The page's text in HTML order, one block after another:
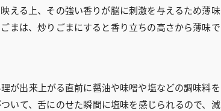
える上、その強い香りが脳に刺激を与えるため薄味
まは、炒りごまにすると香り立ちの高さから薄味で
が出来上がる直前に醤油や味噌や塩などの調味料を
いて、舌にのせた瞬間に塩味を感じられるので、減